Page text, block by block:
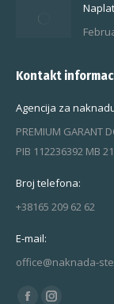
Kontakt
Agencija za
PREMIUM GARANT
PIB 112236392 MB
Broj telefona:
+38165 209 62 62
E-mail:
office@naknada-
Find us on: